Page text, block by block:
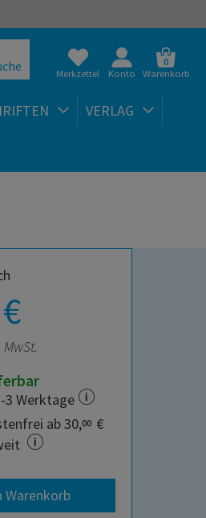
Merkzettel Konto
0
Warenkorb
VERLAG
€
3 Werktage
ab 30,00 €
Warenkorb